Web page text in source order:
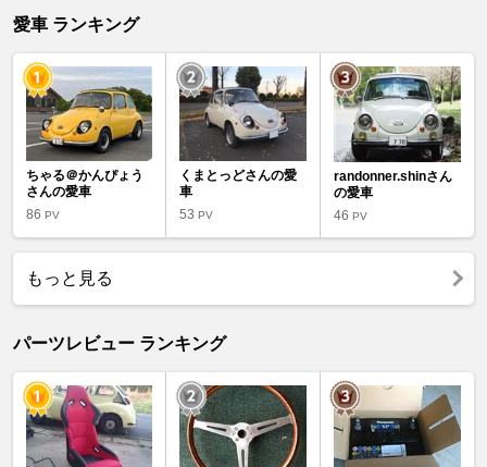
愛車 ランキング
ちゃる＠かんぴょう
さんの愛車
86 PV
くまとっどさんの愛
車
53PV
randonner.shinさん
の愛車
46 PV
もっと見る
パーツレビュー ランキング